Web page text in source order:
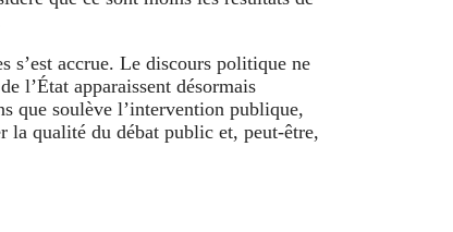
s’est accrue. Le discours politique ne
l’État apparaissent désormais
que soulève l’intervention publique,
la qualité du débat public et, peut-être,